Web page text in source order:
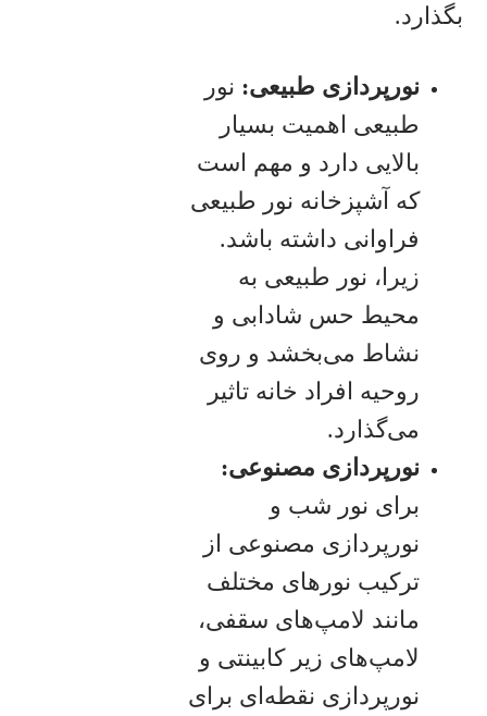
بگذارد.
نورپردازی طبیعی: نور
طبیعی اهمیت بسیار
بالایی دارد و مهم است
که آشپزخانه نور طبیعی
فراوانی داشته باشد.
زیرا، نور طبیعی به
محیط حس شادابی و
نشاط می‌بخشد و روی
روحیه افراد خانه تاثیر
می‌گذارد.
نورپردازی مصنوعی:
برای نور شب و
نورپردازی مصنوعی از
ترکیب نورهای مختلف
مانند لامپ‌های سقفی،
لامپ‌های زیر کابینتی و
نورپردازی نقطه‌ای برای